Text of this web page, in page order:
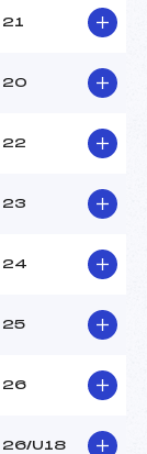
21
20
22
23
24
25
26
26/U18